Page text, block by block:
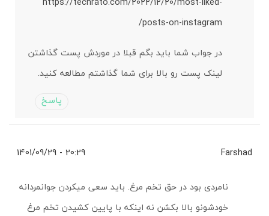
posts-on-instagram/
در جواب شما باید بگم قبلا در موردش پست گذاشتن
لینک پست رو بالا برای شما گذاشتم مطالعه کنید.
پاسخ
Farshad
20:29 - 1401/09/29
نامردی بود در حق تخم مرغ. باید سعی میکردن جوانمردانه
خودشونو بالا بکشن نه اینکه با پایین کشیدن تخم مرغ